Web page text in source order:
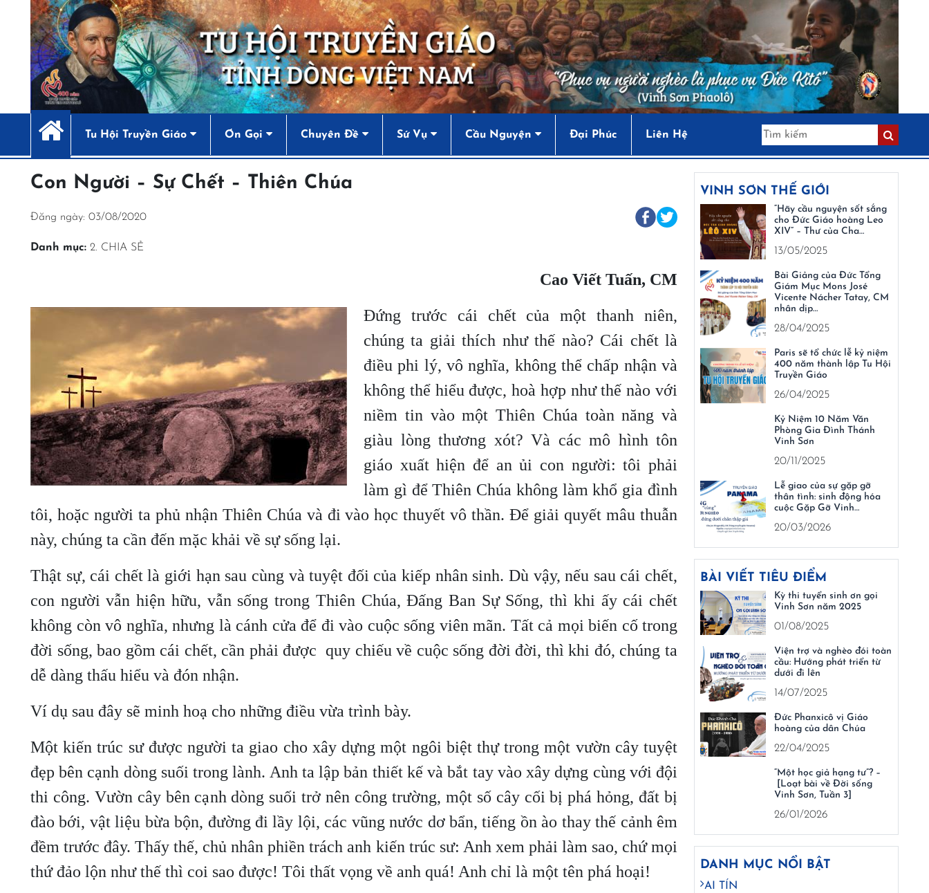
Tu Hội Truyền Giáo Ơn Gọi Chuyên Đề Sứ Vụ Cầu Nguyện Đại Phúc Liên Hệ
Con Người – Sự Chết – Thiên Chúa
Đăng ngày: 03/08/2020
Danh mục: 2. CHIA SẺ
Cao Viết Tuấn, CM
Đứng trước cái chết của một thanh niên,
chúng ta giải thích như thế nào? Cái chết là
điều phi lý, vô nghĩa, không thể chấp nhận và
không thể hiểu được, hoà hợp như thế nào với
niềm tin vào một Thiên Chúa toàn năng và
giàu lòng thương xót? Và các mô hình tôn
giáo xuất hiện để an ủi con người: tôi phải
làm gì để Thiên Chúa không làm khổ gia đình
tôi, hoặc người ta phủ nhận Thiên Chúa và đi vào học thuyết vô thần. Để giải quyết mâu thuẫn
này, chúng ta cần đến mặc khải về sự sống lại.
Thật sự, cái chết là giới hạn sau cùng và tuyệt đối của kiếp nhân sinh. Dù vậy, nếu sau cái chết,
con người vẫn hiện hữu, vẫn sống trong Thiên Chúa, Đấng Ban Sự Sống, thì khi ấy cái chết
không còn vô nghĩa, nhưng là cánh cửa để đi vào cuộc sống viên mãn. Tất cả mọi biến cố trong
đời sống, bao gồm cái chết, cần phải được quy chiếu về cuộc sống đời đời, thì khi đó, chúng ta
dễ dàng thấu hiểu và đón nhận.
Ví dụ sau đây sẽ minh hoạ cho những điều vừa trình bày.
Một kiến trúc sư được người ta giao cho xây dựng một ngôi biệt thự trong một vườn cây tuyệt
đẹp bên cạnh dòng suối trong lành. Anh ta lập bản thiết kế và bắt tay vào xây dựng cùng với đội
thi công. Vườn cây bên cạnh dòng suối trở nên công trường, một số cây cối bị phá hỏng, đất bị
đào bới, vật liệu bừa bộn, đường đi lầy lội, các vũng nước dơ bẩn, tiếng ồn ào thay thế cảnh êm
đềm trước đây. Thấy thế, chủ nhân phiền trách anh kiến trúc sư: Anh xem phải làm sao, chứ mọi
thứ đảo lộn như thế thì coi sao được! Tôi thất vọng về anh quá! Anh chỉ là một tên phá hoại!
VINH SƠN THẾ GIỚI
“Hãy cầu nguyện sốt sắng
cho Đức Giáo hoàng Leo
XIV” – Thư của Cha…
13/05/2025
Bài Giảng của Đức Tổng
Giám Mục Mons José
Vicente Nácher Tatay, CM
nhân dịp…
28/04/2025
Paris sẽ tổ chức lễ kỷ niệm
400 năm thành lập Tu Hội
Truyền Giáo
26/04/2025
Kỷ Niệm 10 Năm Văn
Phòng Gia Đình Thánh
Vinh Sơn
20/11/2025
Lễ giao của sự gặp gỡ
thân tình: sinh động hóa
cuộc Gặp Gỡ Vinh…
20/03/2026
BÀI VIẾT TIÊU ĐIỂM
Kỳ thi tuyển sinh ơn gọi
Vinh Sơn năm 2025
01/08/2025
Viện trợ và nghèo đói toàn
cầu: Hướng phát triển từ
dưới đi lên
14/07/2025
Đức Phanxicô vị Giáo
hoàng của dân Chúa
22/04/2025
“Một học giả hạng tư”? –
[Loạt bài về Đời sống
Vinh Sơn, Tuần 3]
26/01/2026
DANH MỤC NỔI BẬT
AI TÍN